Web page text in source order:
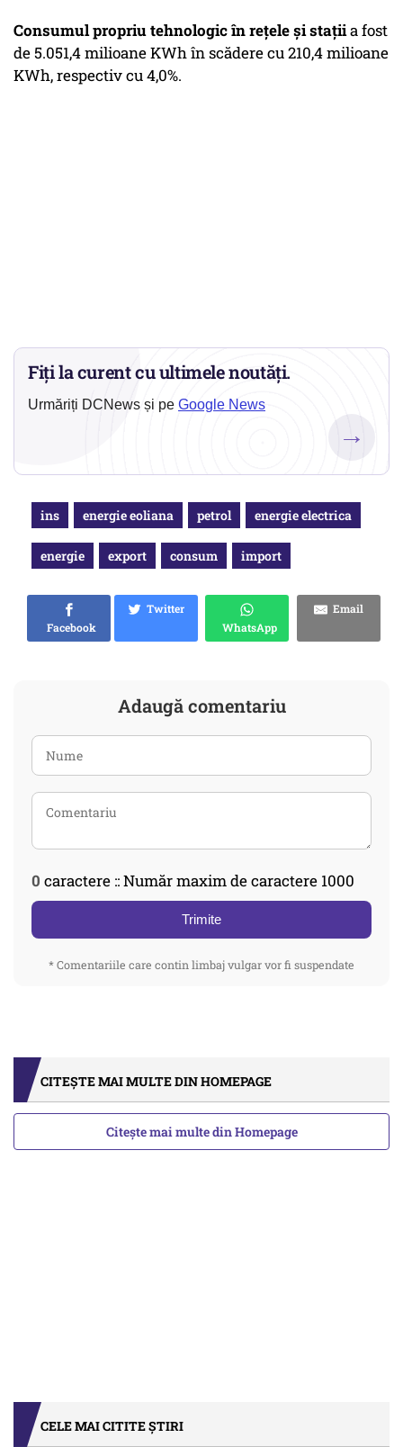
Consumul propriu tehnologic în reţele şi staţiia fost
de 5.051,4 milioane KWh în scădere cu 210,4 milioane
KWh, respectiv cu 4,0%.
Fiți la curent cu ultimele noutăți.
Urmăriți DCNews și pe Google News
→
ins energie eoliana petrol energie electrica
energie export consum import
Facebook
Twitter
WhatsApp
Email
Adaugă comentariu
0 caractere :: Număr maxim de caractere 1000
Trimite
* Comentariile care contin limbaj vulgar vor fi suspendate
CITEȘTE MAI MULTE DIN HOMEPAGE
Citește mai multe din Homepage
CELE MAI CITITE ȘTIRI